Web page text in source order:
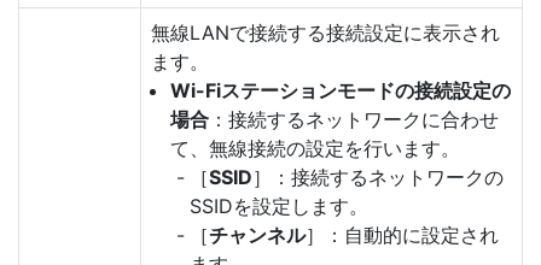
無線LANで接続する接続設定に表示され
ます。
Wi-Fiステーションモードの接続設定の
場合 ：接続するネットワークに合わせ
て、無線接続の設定を行います。
［SSID］：接続するネットワークの
SSIDを設定します。
［チャンネル］：自動的に設定され